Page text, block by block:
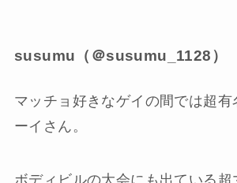
susumu（＠susumu_1128）
マッチョ好きなゲイの間では超有
ーイさん。
ボディビルの大会にも出ている超